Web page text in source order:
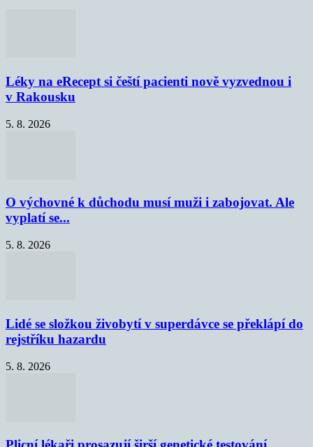
Léky na eRecept si čeští pacienti nově vyzvednou i
v Rakousku
5. 8. 2026
O výchovné k důchodu musí muži i zabojovat. Ale
vyplatí se...
5. 8. 2026
Lidé se složkou živobytí v superdávce se překlápí do
rejstříku hazardu
5. 8. 2026